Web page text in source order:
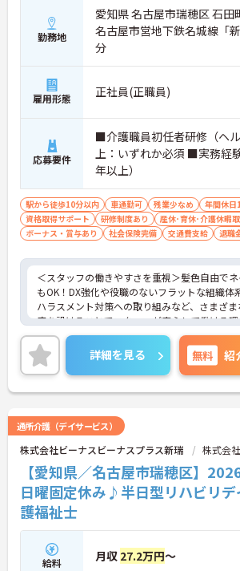
勤務地
愛知県 名古屋市瑞穂区 石
名古屋市営地下鉄名城線「
分
雇用形態 正社員(正職員)
応募要件
■介護職員初任者研修（ヘ
上：いずれか必須 ■実務経
年以上）
駅から徒歩10分以内 車通勤可 残業少なめ
年間休日
資格取得サポート
研修制度あり
産休･育休･介護休暇
ボーナス・賞与あり
社会保険完備 交通費支給 退職
＜スタッフの働きやすさを重視＞髪色自由で
もOK！DX強化や役職のないフラットな組織体系
ハラスメント対策への取り組みなど、さまざま
度を設けることでスタッフが安心して働ける
くりに取り組まれています。
＜ライフスタイルに合わせた勤務形態＞夜勤あ
シフト常勤、日勤専従、夜勤専従といったさ
な働き方が設定されている法人です。
＜チームで連携しながらのお仕事＞一人ひと
野は互いで補い合うなど、チームとしてしっ
連携を取りながら日々の業務に努められていま
ご興味のある方には、面接対策ポイント等、
詳細をお話ししますのでお気軽にご相談くださ
詳細を見る 無料 紹
通所介護（デイサービス）
株式会社ビーナスビーナスプラス新瑞 株式会
【愛知県／名古屋市瑞穂区】
日曜固定休み♪半日型リハビリ
護福祉士
給料 月収 27.2万円～